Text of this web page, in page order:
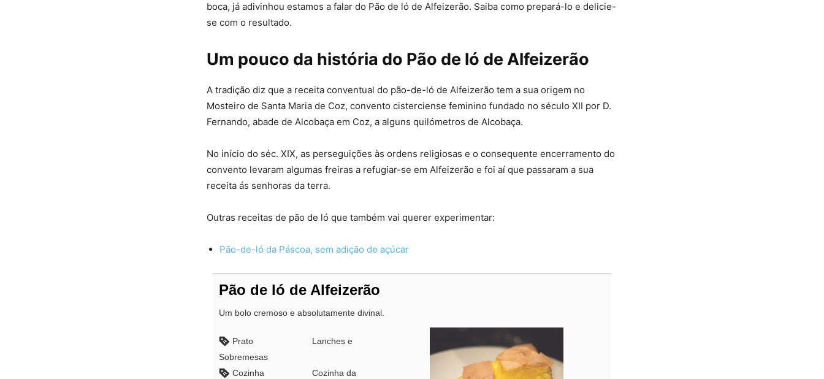
boca, já adivinhou estamos a falar do Pão de ló de Alfeizerão. Saiba como prepará-lo e delicie-
se com o resultado.
Um pouco da história do Pão de ló de Alfeizerão
A tradição diz que a receita conventual do pão-de-ló de Alfeizerão tem a sua origem no
Mosteiro de Santa Maria de Coz, convento cisterciense feminino fundado no século XII por D.
Fernando, abade de Alcobaça em Coz, a alguns quilómetros de Alcobaça.
No início do séc. XIX, as perseguições às ordens religiosas e o consequente encerramento do
convento levaram algumas freiras a refugiar-se em Alfeizerão e foi aí que passaram a sua
receita ás senhoras da terra.
Outras receitas de pão de ló que também vai querer experimentar:
Pão-de-ló da Páscoa, sem adição de açúcar
Pão de ló de Alfeizerão
Um bolo cremoso e absolutamente divinal.
Prato
Lanches e
Sobremesas
Cozinha
Cozinha da